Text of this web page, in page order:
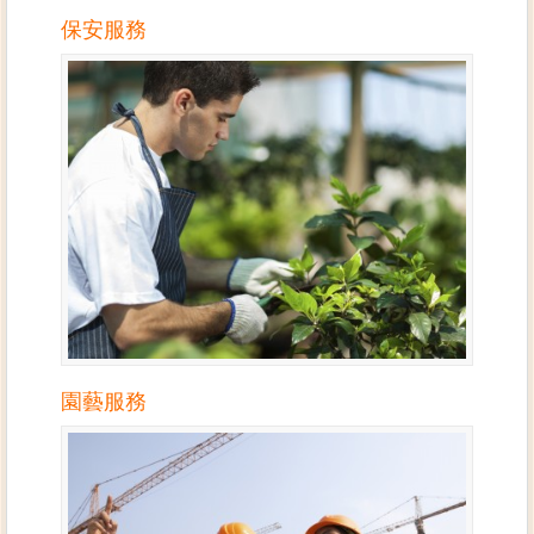
保安服務
園藝服務